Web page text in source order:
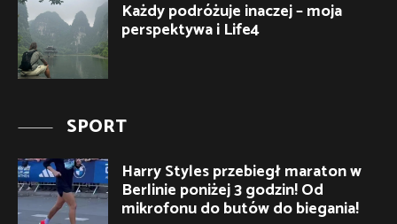
Każdy podróżuje inaczej – moja
perspektywa i Life4
SPORT
Harry Styles przebiegł maraton w
Berlinie poniżej 3 godzin! Od
mikrofonu do butów do biegania!